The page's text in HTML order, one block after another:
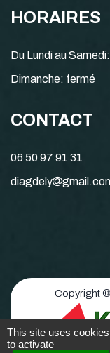
HORAIRES
Du Lundi au
Dimanche: fermé
CONTACT
06 50 97 91 31
diagdely
Copyright
This site uses
to activate